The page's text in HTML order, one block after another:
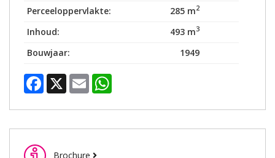
Perceeloppervlakte: 285 m2
Inhoud: 493 m3
Bouwjaar: 1949
Facebook
X Email
Brochure